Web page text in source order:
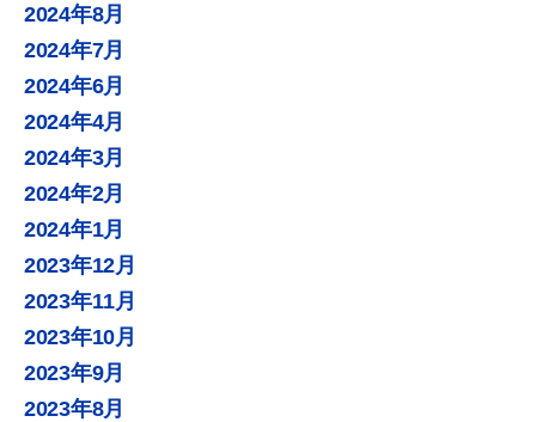
2024年8月
2024年7月
2024年6月
2024年4月
2024年3月
2024年2月
2024年1月
2023年12月
2023年11月
2023年10月
2023年9月
2023年8月